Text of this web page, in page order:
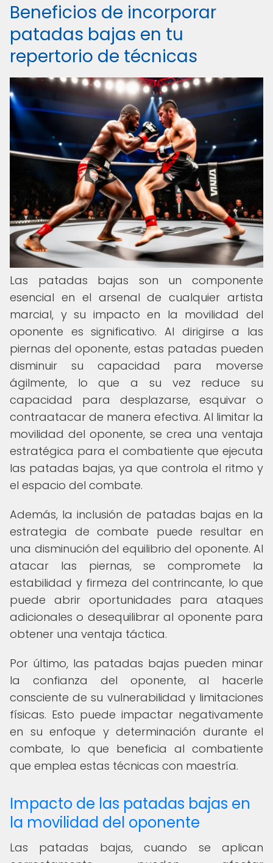
Beneficios de incorporar
patadas bajas en tu
repertorio de técnicas
Las patadas bajas son un componente
esencial en el arsenal de cualquier artista
marcial, y su impacto en la movilidad del
oponente es significativo. Al dirigirse a las
piernas del oponente, estas patadas pueden
disminuir su capacidad para moverse
ágilmente, lo que a su vez reduce su
capacidad para desplazarse, esquivar o
contraatacar de manera efectiva. Al limitar la
movilidad del oponente, se crea una ventaja
estratégica para el combatiente que ejecuta
las patadas bajas, ya que controla el ritmo y
el espacio del combate.
Además, la inclusión de patadas bajas en la
estrategia de combate puede resultar en
una disminución del equilibrio del oponente. Al
atacar las piernas, se compromete la
estabilidad y firmeza del contrincante, lo que
puede abrir oportunidades para ataques
adicionales o desequilibrar al oponente para
obtener una ventaja táctica.
Por último, las patadas bajas pueden minar
la confianza del oponente, al hacerle
consciente de su vulnerabilidad y limitaciones
físicas. Esto puede impactar negativamente
en su enfoque y determinación durante el
combate, lo que beneficia al combatiente
que emplea estas técnicas con maestría.
Impacto de las patadas bajas en
la movilidad del oponente
Las patadas bajas, cuando se aplican